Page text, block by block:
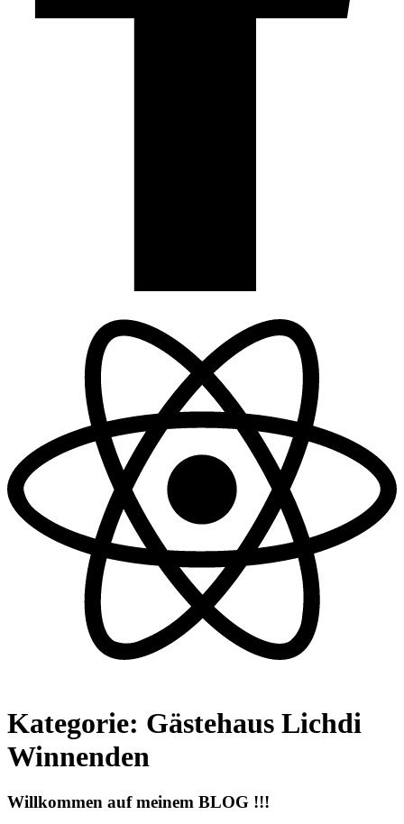
Kategorie: Gästehaus Lichdi
Winnenden
Willkommen auf meinem BLOG !!!